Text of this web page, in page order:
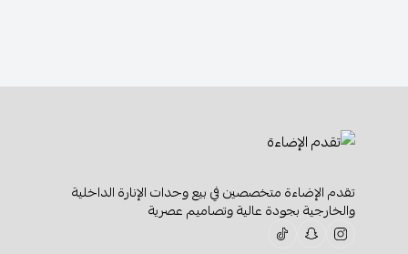
تقدم الإضاءة متخصصين في بيع وحدات الإنارة الداخلية
والخارجية بجودة عالية وتصاميم عصرية